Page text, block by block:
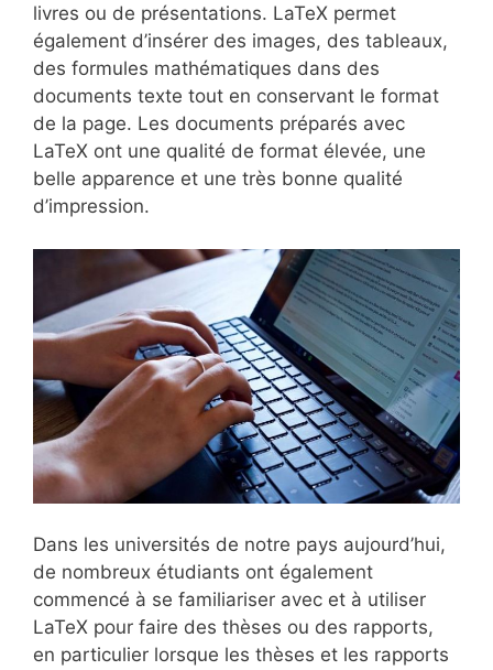
livres ou de présentations. LaTeX permet
également d’insérer des images, des tableaux,
des formules mathématiques dans des
documents texte tout en conservant le format
de la page. Les documents préparés avec
LaTeX ont une qualité de format élevée, une
belle apparence et une très bonne qualité
d’impression.
Dans les universités de notre pays aujourd’hui,
de nombreux étudiants ont également
commencé à se familiariser avec et à utiliser
LaTeX pour faire des thèses ou des rapports,
en particulier lorsque les thèses et les rapports